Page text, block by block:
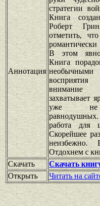
Аннотация
стратегии
Книга
Роберт
отметить,
В этом
Книга
захватывает
уже не
работа для
Скорейшее
неизбежно.
Отдохнем с
Скачать
Скачать
Открыть
Читать на